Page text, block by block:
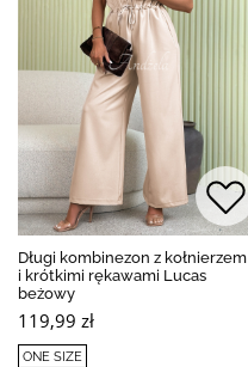
Długi kombinezon z kołnierzem
i krótkimi rękawami Lucas
beżowy
119,99 zł
ONE SIZE